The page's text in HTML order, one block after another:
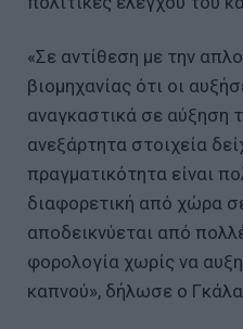
«Σε αντίθεση με την
βιομηχανίας ότι οι
αναγκαστικά σε αύξηση
ανεξάρτητα στοιχεία
πραγματικότητα είναι
διαφορετική από χώρα
αποδεικνύεται από
φορολογία χωρίς να
καπνού», δήλωσε ο